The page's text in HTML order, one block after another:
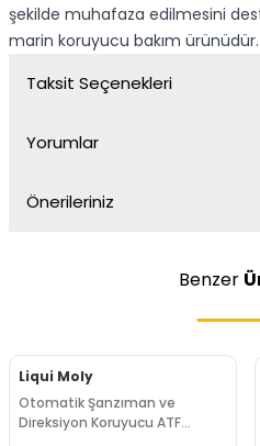
şekilde muhafaza edilmesini
marin koruyucu bakım ürünüdür.
Taksit Seçenekleri
Yorumlar
Önerileriniz
Benzer
Liqui Moly
Otomatik Şanzıman ve
Direksiyon Koruyucu ATF